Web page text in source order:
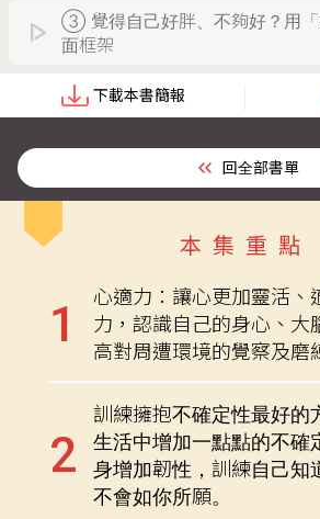
③ 覺得自己好胖、不夠好？用「
面框架
下載本書簡報
回全部書單
本集重點
心適力：讓心更加靈活、
力，認識自己的身心、大
高對周遭環境的覺察及磨
訓練擁抱不確定性最好的
生活中增加一點點的不確
身增加韌性，訓練自己知
不會如你所願。